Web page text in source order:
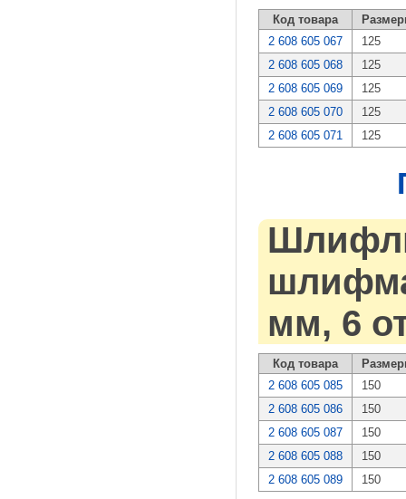
Код товара
2 608 605 067
125
2 608 605 068
125
2 608 605 069
125
2 608 605 070
125
2 608 605 071
125
мм, 6
Код товара
2 608 605 085
150
2 608 605 086
150
2 608 605 087
150
2 608 605 088
150
2 608 605 089
150